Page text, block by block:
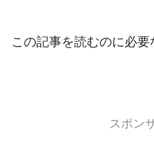
この記事を読むのに必要
スポン